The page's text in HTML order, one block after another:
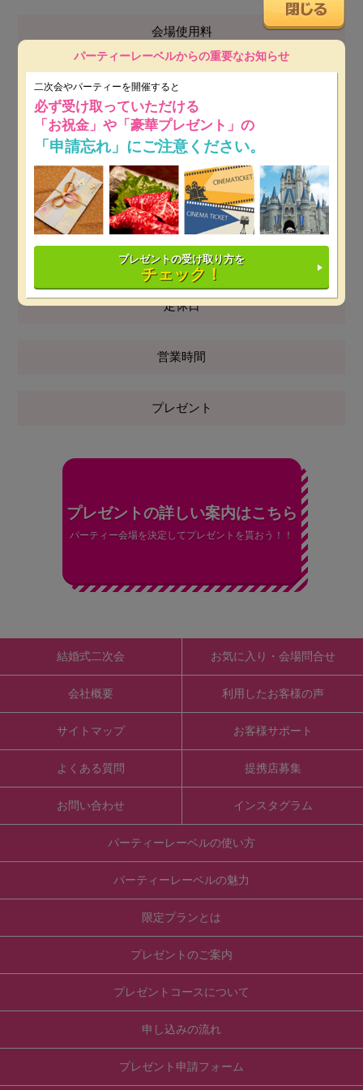
会場使用料
設備
その他
開催時間
電話番号
定休日
営業時間
プレゼント
プレゼントの詳しい案内はこちら
パーティー会場を決定してプレゼントを貰おう！！
結婚式二次会
会社概要
サイトマップ
よくある質問
お問い合わせ
お気に入り・会場問合せ
利用したお客様の声
お客様サポート
提携店募集
インスタグラム
パーティーレーベルの使い方
パーティーレーベルの魅力
限定プランとは
プレゼントのご案内
プレゼントコースについて
申し込みの流れ
プレゼント申請フォーム
パーティーレーベルからの重要なお知らせ
二次会やパーティーを開催すると
必ず受け取っていただける
「お祝金」や「豪華プレゼント」の
「申請忘れ」にご注意ください。
プレゼントの受け取り方を
チェック！